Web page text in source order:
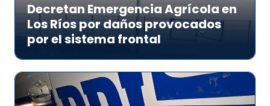
Decretan Emergencia Agrícola en
Los Ríos por daños provocados
por el sistema frontal